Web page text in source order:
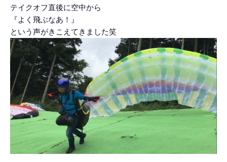
テイクオフ直後に空中から
『よく飛ぶなあ！』
という声がきこえてきました笑